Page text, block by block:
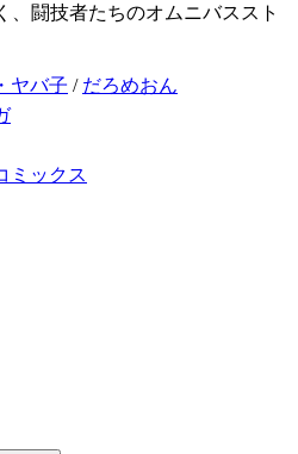
、闘技者たちのオムニバススト
ヤバ子 / だろめおん
ミックス